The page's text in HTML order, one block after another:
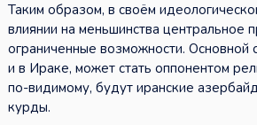
Таким образом, в своём
влиянии на меньшинства центральное
ограниченные возможности. Основной
и в Ираке, может стать оппонентом
по-видимому, будут иранские
курды.